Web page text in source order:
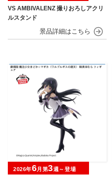
VS AMBIVALENZ 撮りおろしアクリ
ルスタンド
2026年6月第3週～登場